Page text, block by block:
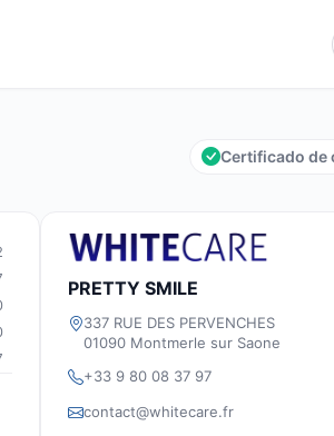
Certificado de
PRETTY SMILE
337 RUE DES PERVENCHES
01090 Montmerle sur Saone
+33 9 80 08 37 97
contact@whitecare.fr